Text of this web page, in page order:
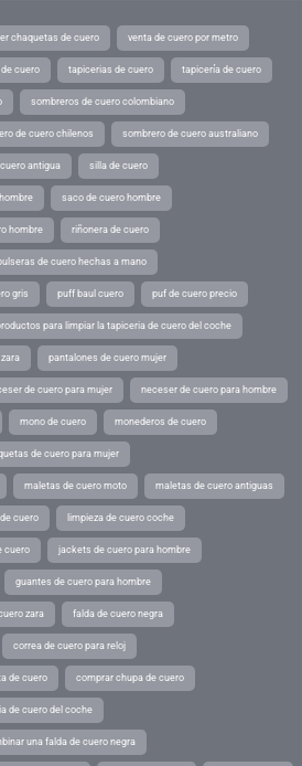
chaquetas de cuero venta de cuero por metro
cuero tapicerias de cuero tapicería de cuero
sombreros de cuero colombiano
de cuero chilenos sombrero de cuero australiano
antigua silla de cuero
saco de cuero hombre
hombre riñonera de cuero
de cuero hechas a mano
gris puff baul cuero puf de cuero precio
para limpiar la tapiceria de cuero del coche
pantalones de cuero mujer
de cuero para mujer neceser de cuero para hombre
mono de cuero monederos de cuero
de cuero para mujer
maletas de cuero moto maletas de cuero antiguas
de cuero limpieza de cuero coche
cuero jackets de cuero para hombre
guantes de cuero para hombre
zara falda de cuero negra
correa de cuero para reloj
de cuero comprar chupa de cuero
de cuero del coche
una falda de cuero negra